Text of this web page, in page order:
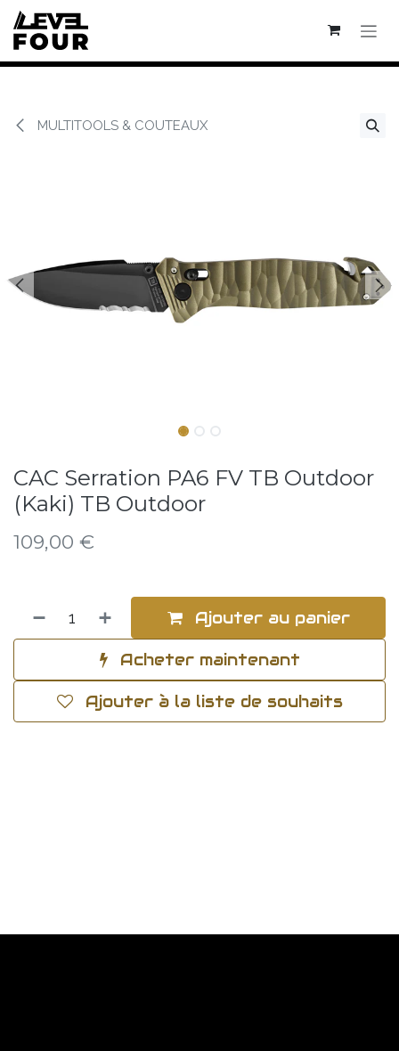
Se rendre au contenu
MULTITOOLS & COUTEAUX
CAC Serration PA6 FV TB Outdoor
(Kaki) TB Outdoor
109,00 €
Ajouter au panier
Acheter maintenant
Ajouter à la liste de souhaits